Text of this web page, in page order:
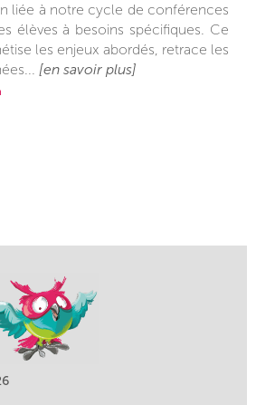
liée à notre cycle de conférences
élèves à besoins spécifiques. Ce
les enjeux abordés, retrace les
[en savoir plus]